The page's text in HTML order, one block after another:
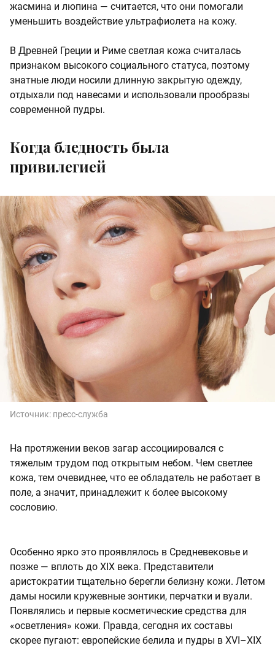
жасмина и люпина — считается, что они помогали
уменьшить воздействие ультрафиолета на кожу.
В Древней Греции и Риме светлая кожа считалась
признаком высокого социального статуса, поэтому
знатные люди носили длинную закрытую одежду,
отдыхали под навесами и использовали прообразы
современной пудры.
Когда бледность была
привилегией
Источник: пресс-служба
На протяжении веков загар ассоциировался с
тяжелым трудом под открытым небом. Чем светлее
кожа, тем очевиднее, что ее обладатель не работает в
поле, а значит, принадлежит к более высокому
сословию.
Особенно ярко это проявлялось в Средневековье и
позже — вплоть до XIX века. Представители
аристократии тщательно берегли белизну кожи. Летом
дамы носили кружевные зонтики, перчатки и вуали.
Появлялись и первые косметические средства для
«осветления» кожи. Правда, сегодня их составы
скорее пугают: европейские белила и пудры в XVI–XIX